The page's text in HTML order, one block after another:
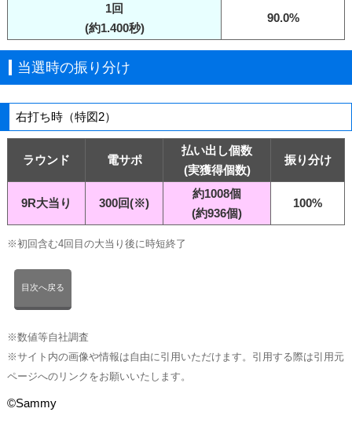
1回
(約1.400秒)
90.0%
当選時の振り分け
右打ち時（特図2）
ラウンド 電サポ
払い出し個数
(実獲得個数)
振り分け
9R大当り 300回(※)
約1008個
(約936個)
100%
※初回含む4回目の大当り後に時短終了
目次へ戻る
※数値等自社調査
※サイト内の画像や情報は自由に引用いただけます。引用する際は引用元
ページへのリンクをお願いいたします。
©Sammy